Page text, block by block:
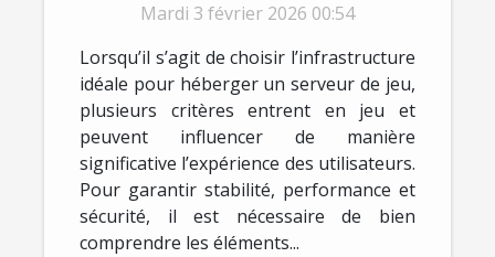
jeu ?Mardi 3 février 2026 00:54
Lorsqu’il s’agit de choisir l’infrastructure
idéale pour héberger un serveur de jeu,
plusieurs critères entrent en jeu et
peuvent influencer de manière
significative l’expérience des utilisateurs.
Pour garantir stabilité, performance et
sécurité, il est nécessaire de bien
comprendre les éléments...